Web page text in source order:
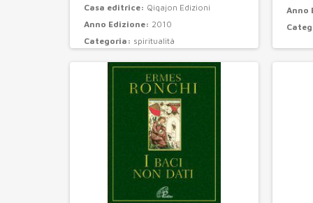
Casa editrice: Qiqajon Edizioni
Anno Edizione: 2010
Categoria: spiritualità
Anno